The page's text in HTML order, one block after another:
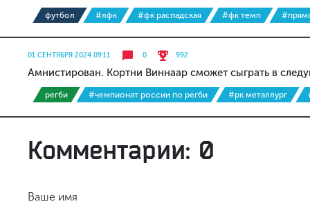
футбол #лфк #фк распадская #фк темп
01 СЕНТЯБРЯ 2024 09:11 0 992
Амнистирован. Кортни Виннаар сможет сыграть в
регби #чемпионат россии по регби #рк металлург
Комментарии: 0
Ваше имя